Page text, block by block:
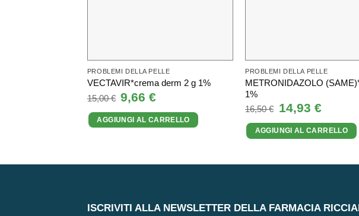
PROBLEMI DELLA PELLE
VECTAVIR*crema derm 2 g 1%
15,00€ Il
prezzo
originale
era:
15,00 €.
9,66€
attuale
è:
9,66 €.
AGGIUNGI AL CARRELLO
PROBLEMI DELLA PELLE
METRONIDAZOLO
1%
16,50€ Il
prezzo
originale
era:
16,50 €.
14,93 €Il
prezzo
attuale
è:
14,93 €.
AGGIUNGI AL CARRELLO
ISCRIVITI ALLA NEWSLETTER DELLA FARMACIA